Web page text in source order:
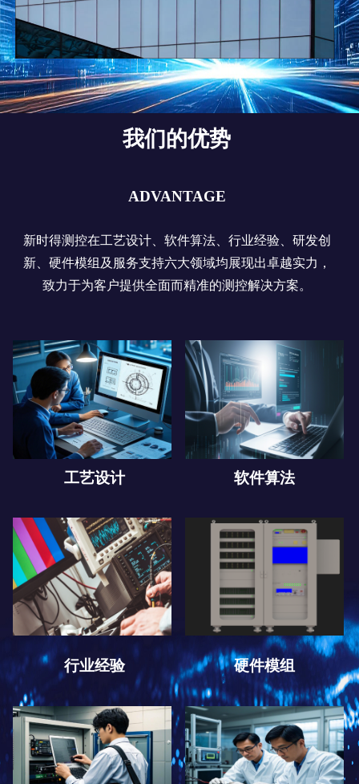
硬件模组
行业经验
软件算法
工艺设计
新时得测控在工艺设计、软件算法、行业经验、研发创
新、硬件模组及服务支持六大领域均展现出卓越实力，
致力于为客户提供全面而精准的测控解决方案。
ADVANTAGE
我们的优势